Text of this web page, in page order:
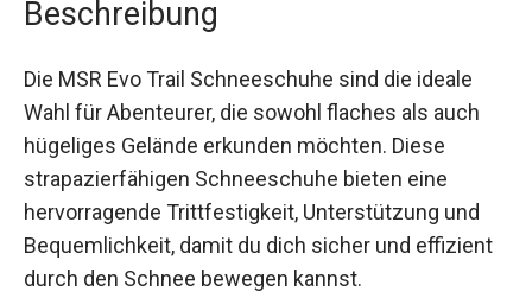
Wahl für Abenteurer, die sowohl flaches als auch
hügeliges Gelände erkunden möchten. Diese
strapazierfähigen Schneeschuhe bieten eine
hervorragende Trittfestigkeit, Unterstützung und
Bequemlichkeit, damit du dich sicher und
effizient durch den Schnee bewegen kannst.